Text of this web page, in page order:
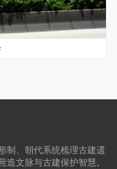
制、朝代系统梳理古建遗
文脉与古建保护智慧。